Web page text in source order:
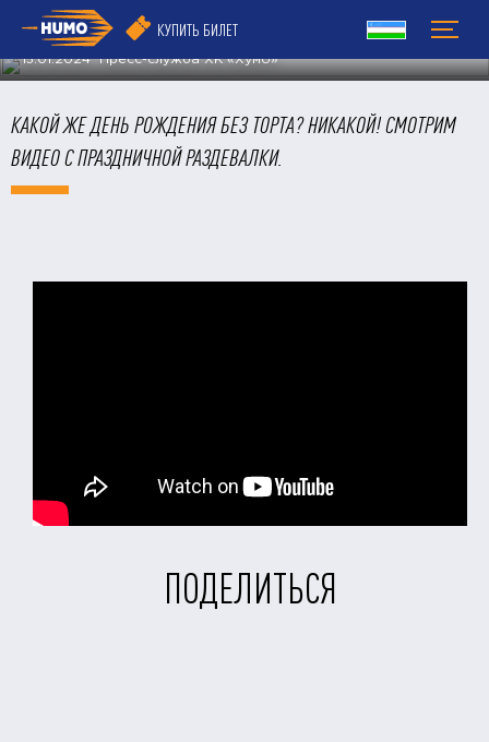
КУПИТЬ БИЛЕТ
15.01.2024 Пресс-служба ХК «Хумо»
КАКОЙ ЖЕ ДЕНЬ РОЖДЕНИЯ БЕЗ ТОРТА? НИКАКОЙ! СМОТРИМ
ВИДЕО С ПРАЗДНИЧНОЙ РАЗДЕВАЛКИ.
ПОДЕЛИТЬСЯ